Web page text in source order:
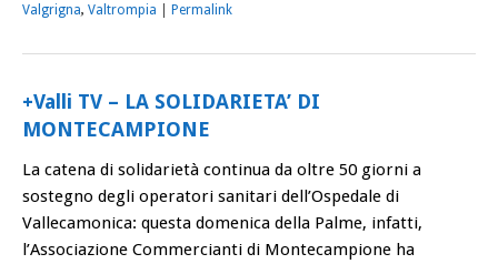
Valgrigna, Valtrompia Permalink
+Valli TV – LA SOLIDARIETA’ DI
MONTECAMPIONE
La catena di solidarietà continua da oltre 50 giorni a
sostegno degli operatori sanitari dell’Ospedale di
Vallecamonica: questa domenica della Palme, infatti,
l’Associazione Commercianti di Montecampione ha